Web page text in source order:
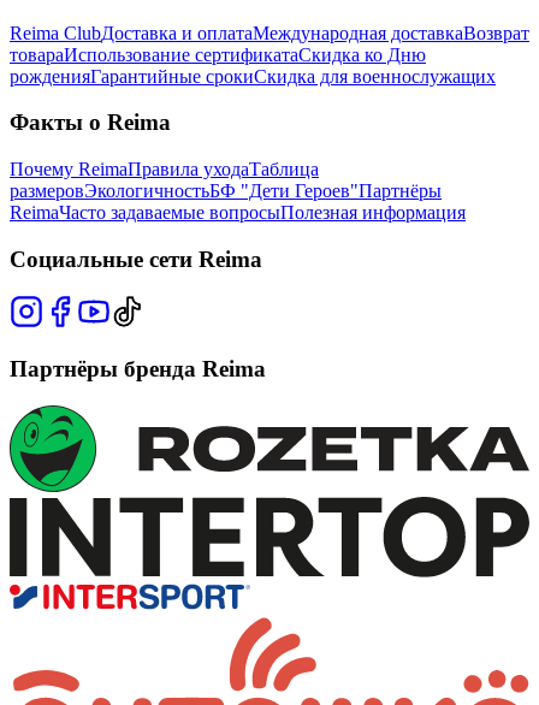
Reima ClubДоставка и оплатаМеждународная доставкаВозврат
товараИспользование сертификатаСкидка ко Дню
рожденияГарантийные срокиСкидка для военнослужащих
Факты о Reima
Почему ReimaПравила уходаТаблица
размеровЭкологичностьБФ "Дети Героев"Партнёры
ReimaЧасто задаваемые вопросыПолезная информация
Социальные сети Reima
Партнёры бренда Reima